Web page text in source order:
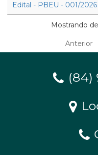
Edital - PBEU - 001/2026
Mostrando
Anterior
(84)